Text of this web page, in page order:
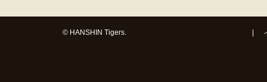
© HANSHIN Tigers.